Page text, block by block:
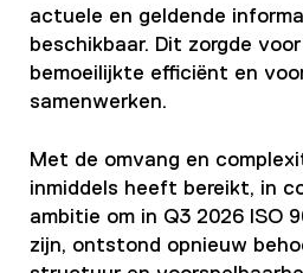
actuele en geldende
beschikbaar. Dit zorgde
bemoeilijkte efficiënt en
samenwerken.
Met de omvang en
inmiddels heeft bereikt, in
ambitie om in Q3 2026 ISO
zijn, ontstond opnieuw